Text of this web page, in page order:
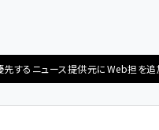
先するニュース提供元にWeb担を追